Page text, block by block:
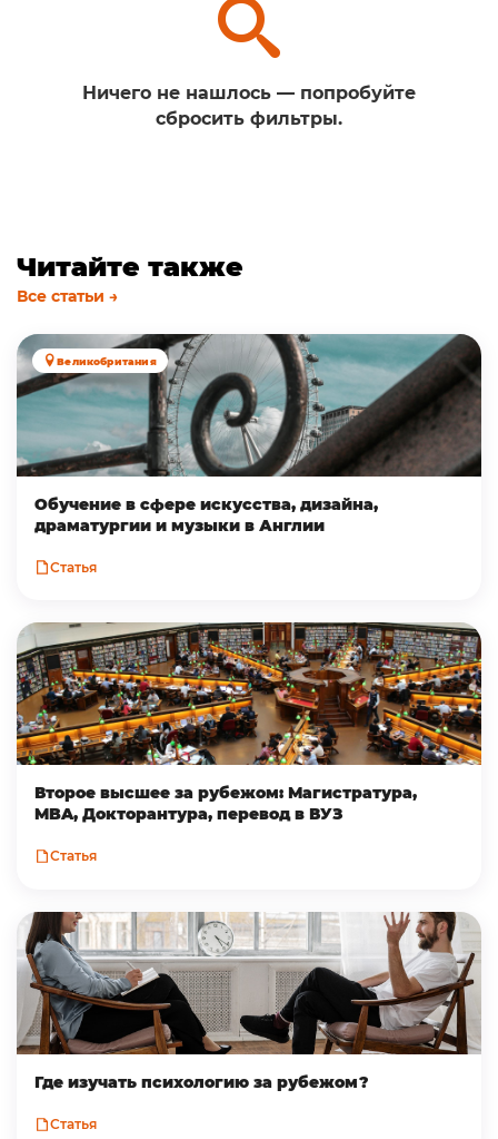
Ничего не нашлось — попробуйте
сбросить фильтры.
Читайте также
Все статьи →
Великобритания
Обучение в сфере искусства, дизайна,
драматургии и музыки в Англии
Статья
Второе высшее за рубежом: Магистратура,
MBA, Докторантура, перевод в ВУЗ
Статья
Где изучать психологию за рубежом?
Статья